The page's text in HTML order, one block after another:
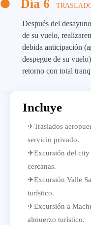
Día 6
Después del
de su vuelo,
debida anticipación
despegue de su
retorno con total
Incluye
✈Traslados
servicio privado.
✈Excursión del city
cercanas.
✈Excursión Valle
turístico.
✈Excursión a
almuerzo turístico.